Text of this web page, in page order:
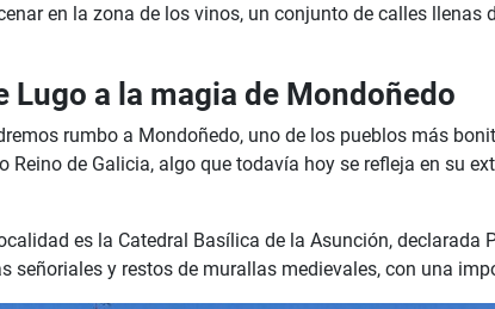
en la zona de los vinos, un conjunto de calles
Lugo a la magia de Mondoñedo
rumbo a Mondoñedo, uno de los pueblos más
Reino de Galicia, algo que todavía hoy se refleja en su
es la Catedral Basílica de la Asunción,
señoriales y restos de murallas medievales, con una